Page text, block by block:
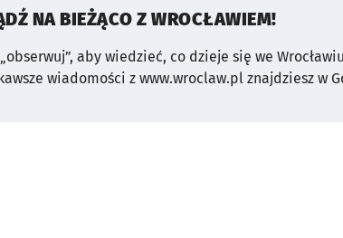
NA BIEŻĄCO Z WROCŁAWIEM!
aby wiedzieć, co dzieje się we
wiadomości z www.wroclaw.pl znajdziesz w